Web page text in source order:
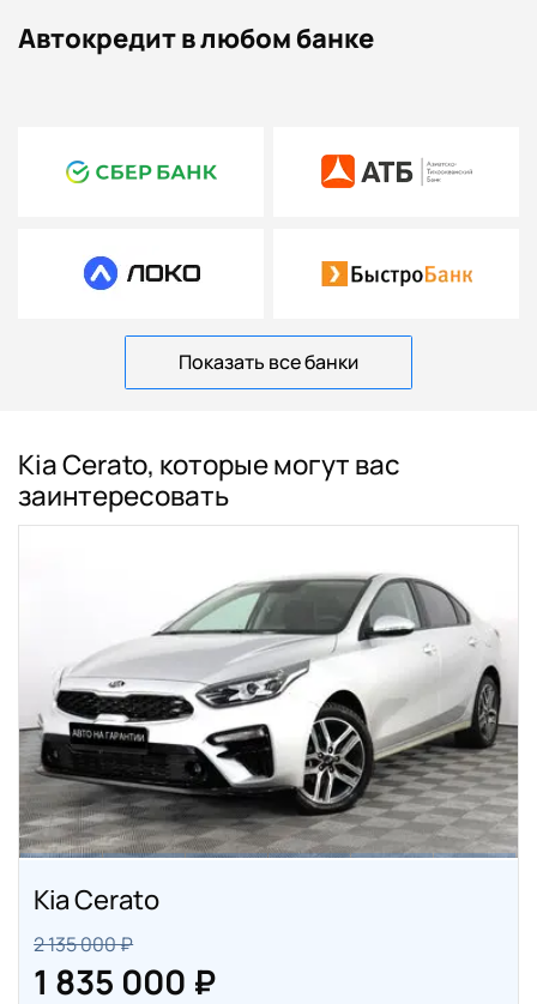
Автокредит в любом банке
Показать все банки
Kia Cerato, которые могут вас
заинтересовать
Kia Cerato
2 135 000 ₽
1 835 000 ₽